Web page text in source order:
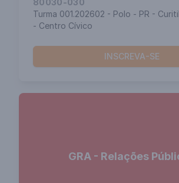
Turma 001.202602 - Polo - PR -
- Centro Cívico
INSCREVA-SE
GRA - Relações